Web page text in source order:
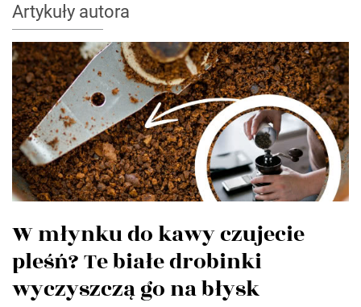
Artykuły autora
W młynku do kawy czujecie
pleśń? Te białe drobinki
wyczyszczą go na błysk